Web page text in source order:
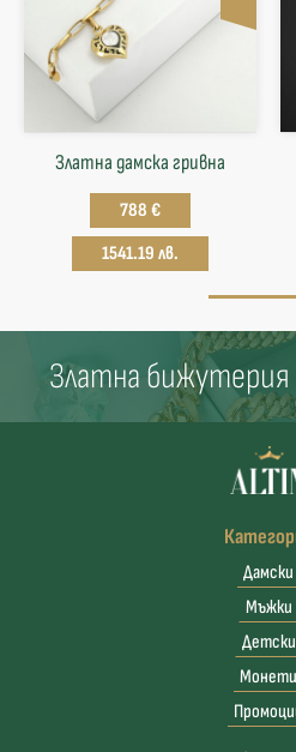
Златна дамска гривна
788 €
1541.19 лв.
Златна бижутерия
Дамски
Мъжки
Детски
Монети